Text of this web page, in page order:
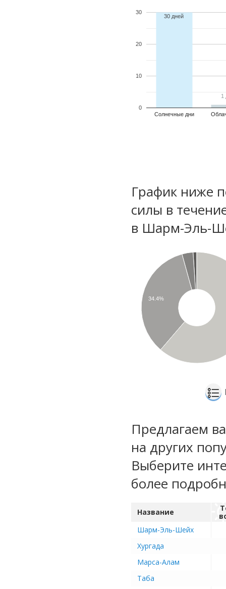
Солнечные дни
0
10
20
30
30 дней
1
1
График ниже
силы в
в Шарм-Эль-
34.4%
Предлагаем
на других
Выберите
более
Название
Шарм-Эль-Шейх
Хургада
Марса-Алам
Таба